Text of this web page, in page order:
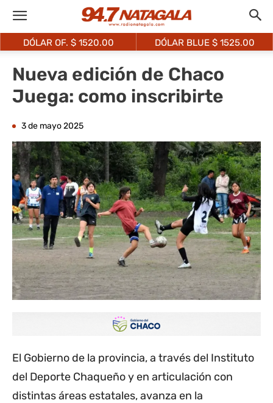
DÓLAR OF. $ 1520.00 DÓLAR BLUE $ 1525.00
Nueva edición de Chaco
Juega: como inscribirte
3 de mayo 2025
El Gobierno de la provincia, a través del Instituto
del Deporte Chaqueño y en articulación con
distintas áreas estatales, avanza en la